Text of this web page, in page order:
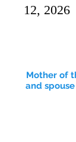
12,
Mother of
and